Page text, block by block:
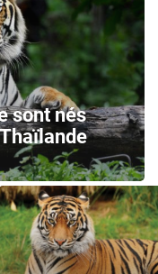
sont nés